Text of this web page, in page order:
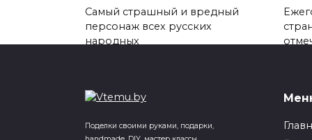
Самый страшный и вредный
персонаж всех русских
народных
Поделки своими руками, подарки,